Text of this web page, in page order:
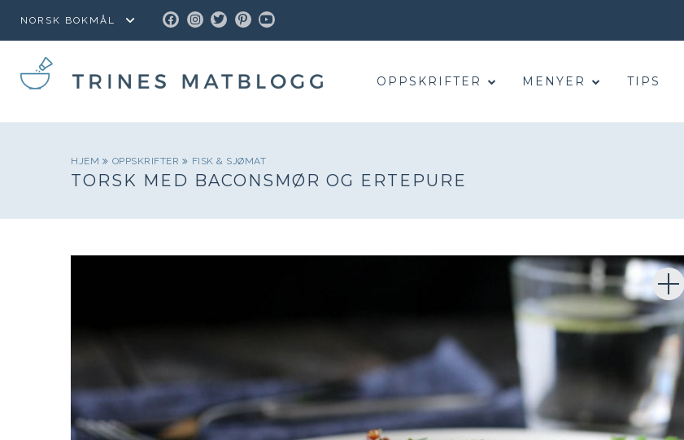
FACEBOOK
INSTAGRAM
TWITTER
PINTEREST
YOUTUBE
OPPSKRIFTER MENYER TIPS
HJEM OPPSKRIFTER FISK & SJØMAT
TORSK MED BACONSMØR OG ERTEPURE